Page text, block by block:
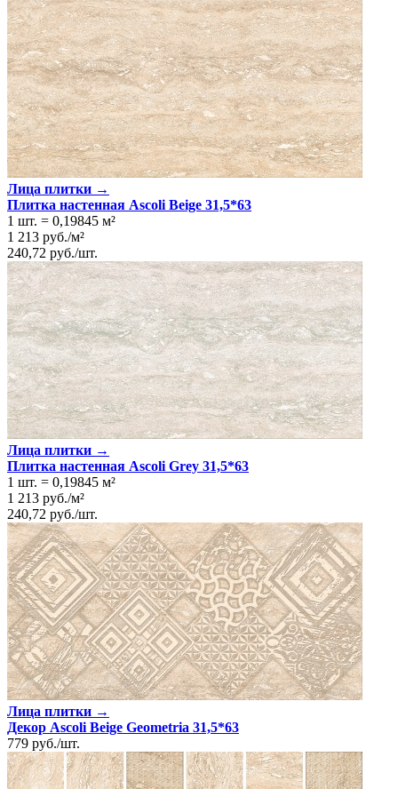
Лица плитки →
Плитка настенная Ascoli Beige 31,5*63
1 шт. = 0,19845 м²
1 213 руб./м²
240,72 руб./шт.
Лица плитки →
Плитка настенная Ascoli Grey 31,5*63
1 шт. = 0,19845 м²
1 213 руб./м²
240,72 руб./шт.
Лица плитки →
Декор Ascoli Beige Geometria 31,5*63
779 руб./шт.